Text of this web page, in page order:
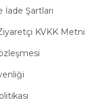
İade Şartları
KVKK Metni